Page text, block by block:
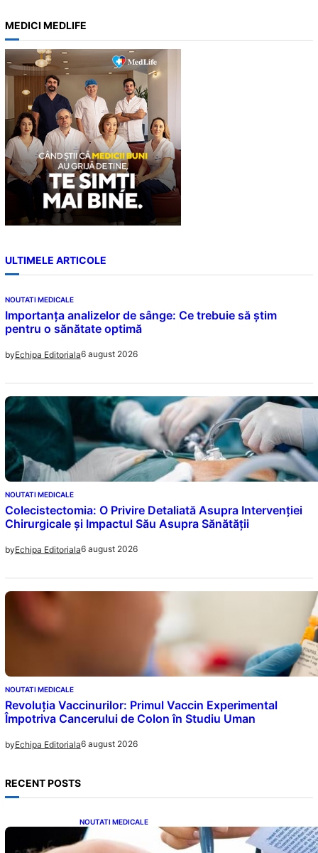
r
c
h
MEDICI MEDLIFE
ULTIMELE ARTICOLE
NOUTATI MEDICALE
Importanța analizelor de sânge: Ce trebuie să știm
pentru o sănătate optimă
byEchipa Editoriala6 august 2026
NOUTATI MEDICALE
Colecistectomia: O Privire Detaliată Asupra Intervenției
Chirurgicale și Impactul Său Asupra Sănătății
byEchipa Editoriala6 august 2026
NOUTATI MEDICALE
Revoluția Vaccinurilor: Primul Vaccin Experimental
Împotriva Cancerului de Colon în Studiu Uman
byEchipa Editoriala6 august 2026
RECENT POSTS
NOUTATI MEDICALE
Acordul României cu Banca Mondială: O
Analiză Detaliată a Împrumutului și